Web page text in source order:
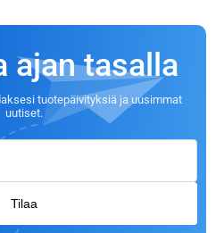
ajan tasalla
tuotepäivityksiä ja uusimmat
uutiset.
Tilaa